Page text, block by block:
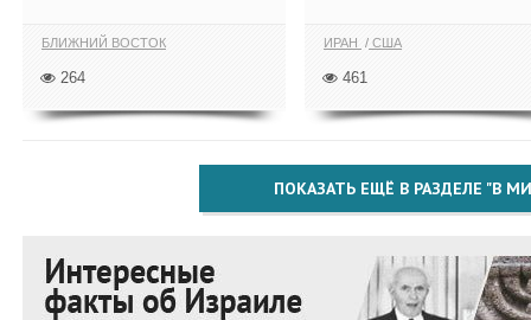
БЛИЖНИЙ ВОСТОК
264
ИРАН США
461
ПОКАЗАТЬ ЕЩЁ В РАЗДЕЛЕ "В